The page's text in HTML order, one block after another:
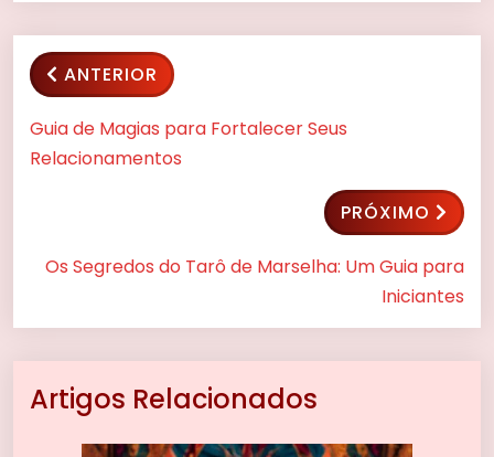
ANTERIOR
Guia de Magias para Fortalecer Seus
Relacionamentos
PRÓXIMO
Os Segredos do Tarô de Marselha: Um Guia para
Iniciantes
Artigos Relacionados